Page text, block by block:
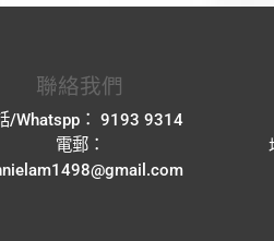
聯絡我們
/Whatspp： 9193 9314
電郵：